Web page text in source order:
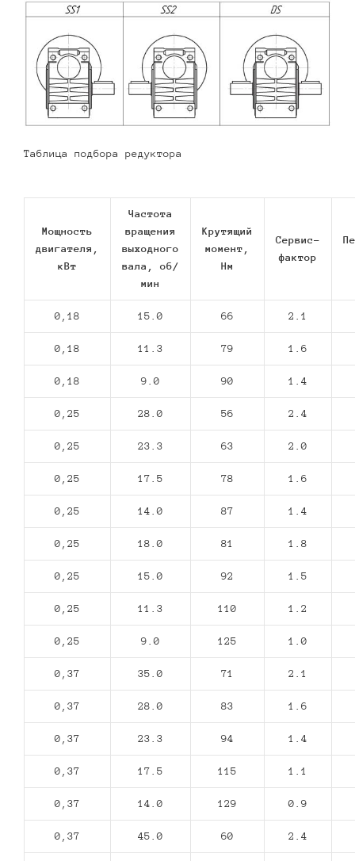
Таблица подбора редуктора
Мощность
двигателя,
кВт
Частота
вращения
выходного
вала, об/
мин
Крутящий
момент,
Нм
Сервис-
фактор
0,18 15.0 66 2.1
0,18 11.3 79 1.6
0,18 9.0 90 1.4
0,25 28.0 56 2.4
0,25 23.3 63 2.0
0,25 17.5 78 1.6
0,25 14.0 87 1.4
0,25 18.0 81 1.8
0,25 15.0 92 1.5
0,25 11.3 110 1.2
0,25 9.0 125 1.0
0,37 35.0 71 2.1
0,37 28.0 83 1.6
0,37 23.3 94 1.4
0,37 17.5 115 1.1
0,37 14.0 129 0.9
0,37 45.0 60 2.4